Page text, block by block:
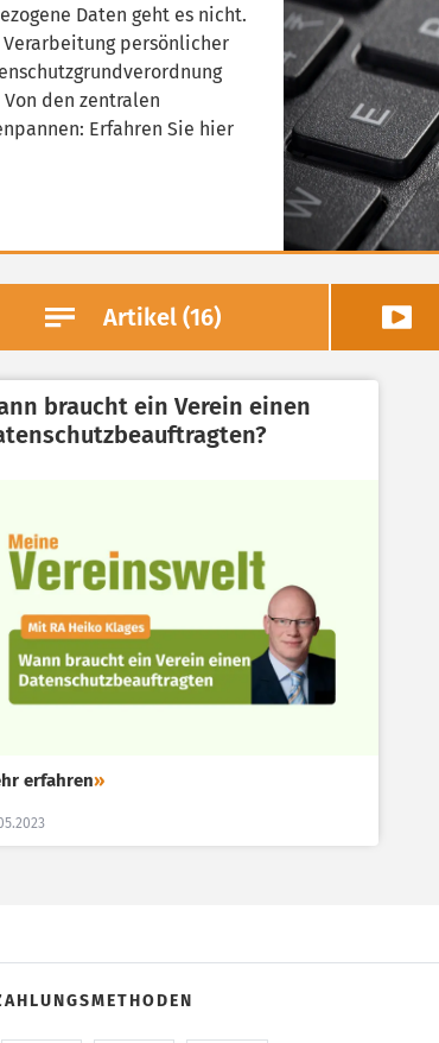
Daten geht es nicht.
persönlicher
den zentralen
Erfahren Sie hier
Artikel (16)
braucht ein Verein einen
erfahren»